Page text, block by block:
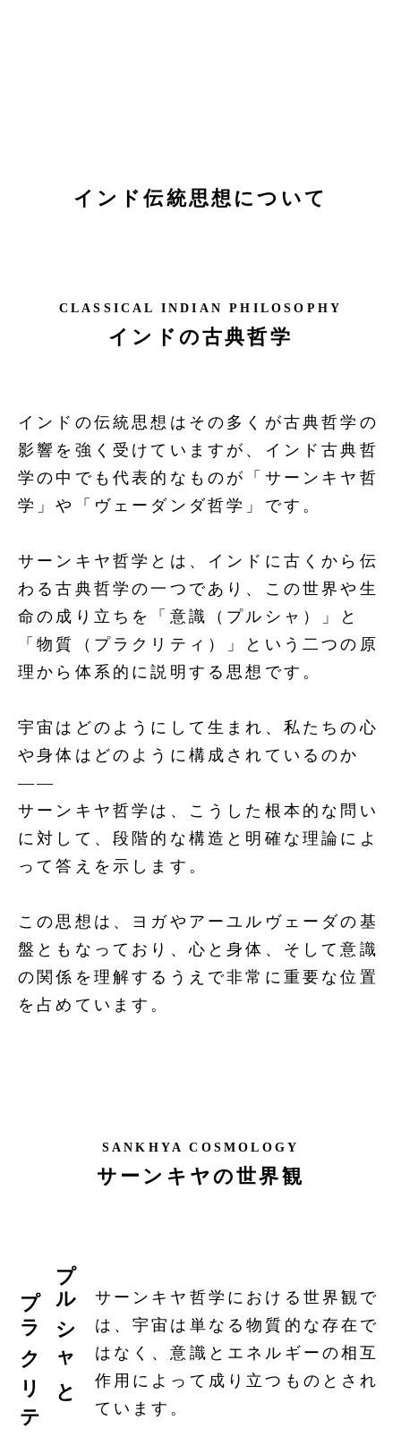
インド伝統思想について
CLASSICAL INDIAN PHILOSOPHY
インドの古典哲学
インドの伝統思想はその多くが古典哲学の
影響を強く受けていますが、インド古典哲
学の中でも代表的なものが「サーンキヤ哲
学」や「ヴェーダンダ哲学」です。
サーンキヤ哲学とは、インドに古くから伝
わる古典哲学の一つであり、この世界や生
命の成り立ちを「意識（プルシャ）」と
「物質（プラクリティ）」という二つの原
理から体系的に説明する思想です。
宇宙はどのようにして生まれ、私たちの心
や身体はどのように構成されているのか
――
サーンキヤ哲学は、こうした根本的な問い
に対して、段階的な構造と明確な理論によ
って答えを示します。
この思想は、ヨガやアーユルヴェーダの基
盤ともなっており、心と身体、そして意識
の関係を理解するうえで非常に重要な位置
を占めています。
SANKHYA COSMOLOGY
サーンキヤの世界観
プルシャと
プラクリティ
サーンキヤ哲学における世界観で
は、宇宙は単なる物質的な存在で
はなく、意識とエネルギーの相互
作用によって成り立つものとされ
ています。